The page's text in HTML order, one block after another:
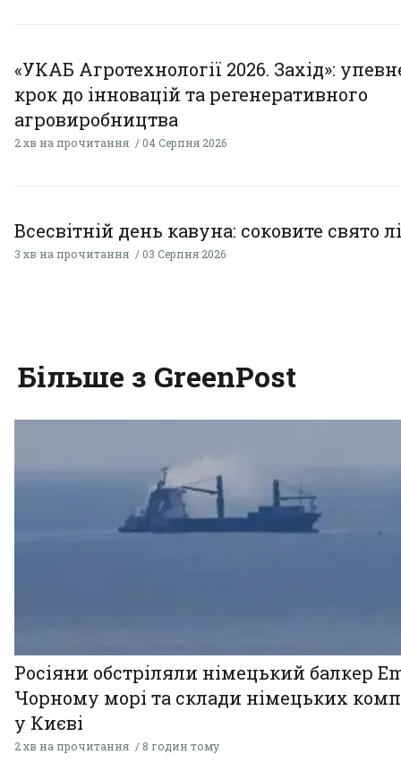
«УКАБ Агротехнології 2026. Захід»:
крок до інновацій та регенеративного
агровиробництва
2 хв на прочитання 04 Серпня 2026
Всесвітній день кавуна: соковите свято
3 хв на прочитання 03 Серпня 2026
Більше з GreenPost
Росіяни обстріляли німецький балкер
Чорному морі та склади німецьких
у Києві
2 хв на прочитання 8 годин тому